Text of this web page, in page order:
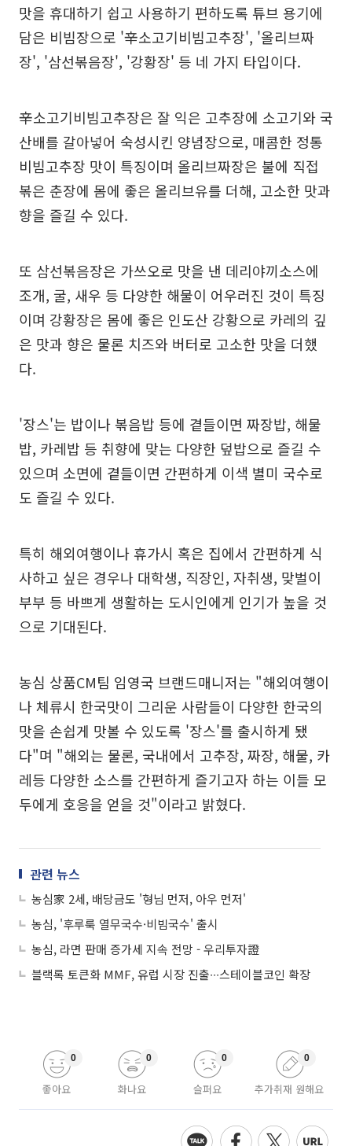
맛을 휴대하기 쉽고 사용하기 편하도록 튜브 용기에
담은 비빔장으로 '辛소고기비빔고추장', '올리브짜
장', '삼선볶음장', '강황장' 등 네 가지 타입이다.
辛소고기비빔고추장은 잘 익은 고추장에 소고기와 국
산배를 갈아넣어 숙성시킨 양념장으로, 매콤한 정통
비빔고추장 맛이 특징이며 올리브짜장은 불에 직접
볶은 춘장에 몸에 좋은 올리브유를 더해, 고소한 맛과
향을 즐길 수 있다.
또 삼선볶음장은 가쓰오로 맛을 낸 데리야끼소스에
조개, 굴, 새우 등 다양한 해물이 어우러진 것이 특징
이며 강황장은 몸에 좋은 인도산 강황으로 카레의 깊
은 맛과 향은 물론 치즈와 버터로 고소한 맛을 더했
다.
'장스'는 밥이나 볶음밥 등에 곁들이면 짜장밥, 해물
밥, 카레밥 등 취향에 맞는 다양한 덮밥으로 즐길 수
있으며 소면에 곁들이면 간편하게 이색 별미 국수로
도 즐길 수 있다.
특히 해외여행이나 휴가시 혹은 집에서 간편하게 식
사하고 싶은 경우나 대학생, 직장인, 자취생, 맞벌이
부부 등 바쁘게 생활하는 도시인에게 인기가 높을 것
으로 기대된다.
농심 상품CM팀 임영국 브랜드매니저는 "해외여행이
나 체류시 한국맛이 그리운 사람들이 다양한 한국의
맛을 손쉽게 맛볼 수 있도록 '장스'를 출시하게 됐
다"며 "해외는 물론, 국내에서 고추장, 짜장, 해물, 카
레등 다양한 소스를 간편하게 즐기고자 하는 이들 모
두에게 호응을 얻을 것"이라고 밝혔다.
관련 뉴스
농심家 2세, 배당금도 '형님 먼저, 아우 먼저'
농심, '후루룩 열무국수·비빔국수' 출시
농심, 라면 판매 증가세 지속 전망 - 우리투자證
블랙록 토큰화 MMF, 유럽 시장 진출∙∙∙스테이블코인 확장
좋아요
0
화나요
0
슬퍼요
0
추가취재 원해요
0